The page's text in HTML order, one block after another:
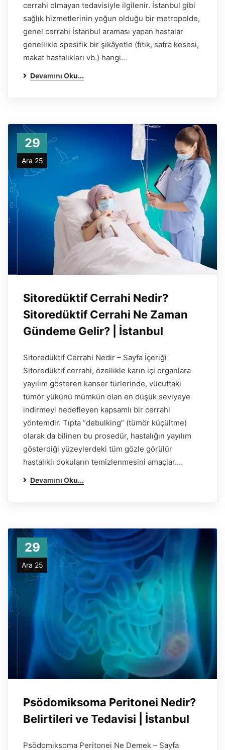
cerrahi olmayan tedavisiyle ilgilenir. İstanbul gibi
sağlık hizmetlerinin yoğun olduğu bir metropolde,
genel cerrahi İstanbul araması yapan hastalar
genellikle spesifik bir şikâyetle (fıtık, safra kesesi,
makat hastalıkları vb.) hangi…
Devamını Oku...
29
Ara 25
Sitoredüktif Cerrahi Nedir?
Sitoredüktif Cerrahi Ne Zaman
Gündeme Gelir? | İstanbul
Sitoredüktif Cerrahi Nedir – Sayfa İçeriği
Sitoredüktif cerrahi, özellikle karın içi organlara
yayılım gösteren kanser türlerinde, vücuttaki
tümör yükünü mümkün olan en düşük seviyeye
indirmeyi hedefleyen kapsamlı bir cerrahi
yöntemdir. Tıpta “debulking” (tümör küçültme)
olarak da bilinen bu prosedür, hastalığın yayılım
gösterdiği yüzeylerdeki tüm gözle görülür
hastalıklı dokuların temizlenmesini amaçlar.…
Devamını Oku...
29
Ara 25
Psödomiksoma Peritonei Nedir?
Belirtileri ve Tedavisi | İstanbul
Psödomiksoma Peritonei Ne Demek – Sayfa